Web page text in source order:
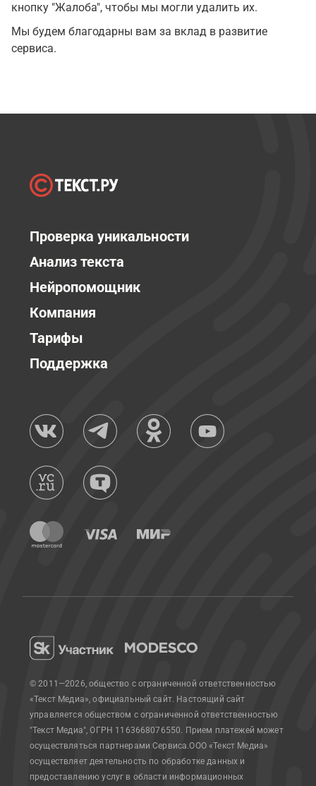
кнопку "Жалоба", чтобы мы могли удалить их.
Мы будем благодарны вам за вклад в развитие
сервиса.
Проверка уникальности
Анализ текста
Нейропомощник
Компания
Тарифы
Поддержка
© 2011—2026, общество с ограниченной ответственностью
«Текст Медиа», официальный сайт. Настоящий сайт
управляется обществом с ограниченной ответственностью
"Текст Медиа", ОГРН 1163668076550. Прием платежей может
осуществляться партнерами Сервиса.ООО «Текст Медиа»
осуществляет деятельность по обработке данных и
предоставлению услуг в области информационных